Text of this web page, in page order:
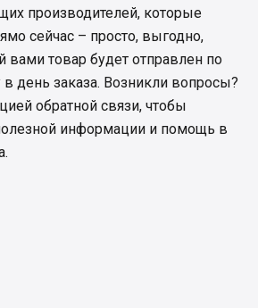
производителей, которые
сейчас – просто, выгодно,
товар будет отправлен по
день заказа. Возникли вопросы?
обратной связи, чтобы
информации и помощь в